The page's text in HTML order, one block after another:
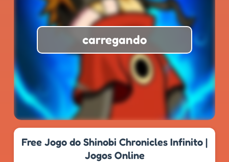
carregando
★★★ 999k+
Free Jogo do Shinobi Chronicles Infinito |
Jogos Online